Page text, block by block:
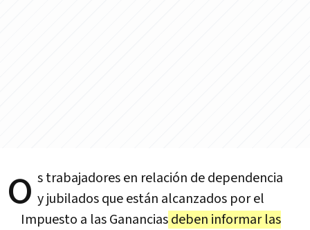
o s trabajadores en relación de dependencia
y jubilados que están alcanzados por el
Impuesto a las Gananciasdeben informar las